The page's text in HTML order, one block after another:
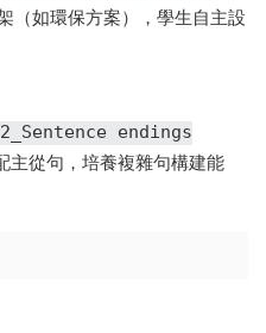
（如環保方案），學生自主設
endings
主從句，培養複雜句構建能